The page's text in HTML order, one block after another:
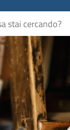
su "Catalogo"